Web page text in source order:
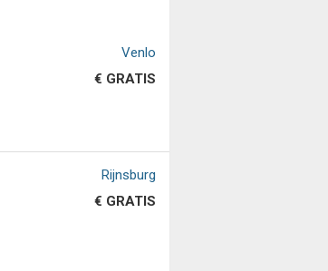
Venlo
€ GRATIS
Rijnsburg
€ GRATIS